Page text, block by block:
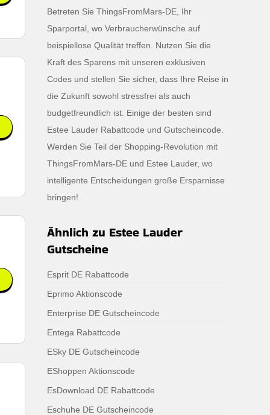
Betreten Sie ThingsFromMars-DE, Ihr
Sparportal, wo Verbraucherwünsche auf
beispiellose Qualität treffen. Nutzen Sie die
Kraft des Sparens mit unseren exklusiven
Codes und stellen Sie sicher, dass Ihre Reise in
die Zukunft sowohl stressfrei als auch
budgetfreundlich ist. Einige der besten sind
Estee Lauder Rabattcode und Gutscheincode.
Werden Sie Teil der Shopping-Revolution mit
ThingsFromMars-DE und Estee Lauder, wo
intelligente Entscheidungen große Ersparnisse
bringen!
Ähnlich zu Estee Lauder
Gutscheine
Esprit DE Rabattcode
Eprimo Aktionscode
Enterprise DE Gutscheincode
Entega Rabattcode
ESky DE Gutscheincode
EShoppen Aktionscode
EsDownload DE Rabattcode
Eschuhe DE Gutscheincode